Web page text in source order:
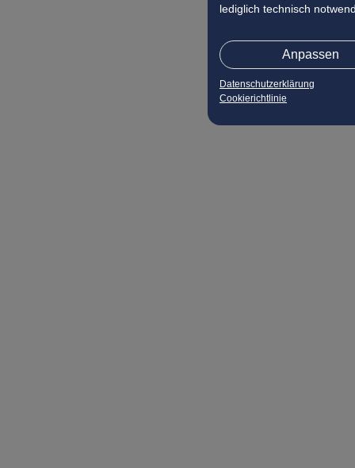
lediglich technisch
Anpassen
Datenschutzerklärung
Cookierichtlinie